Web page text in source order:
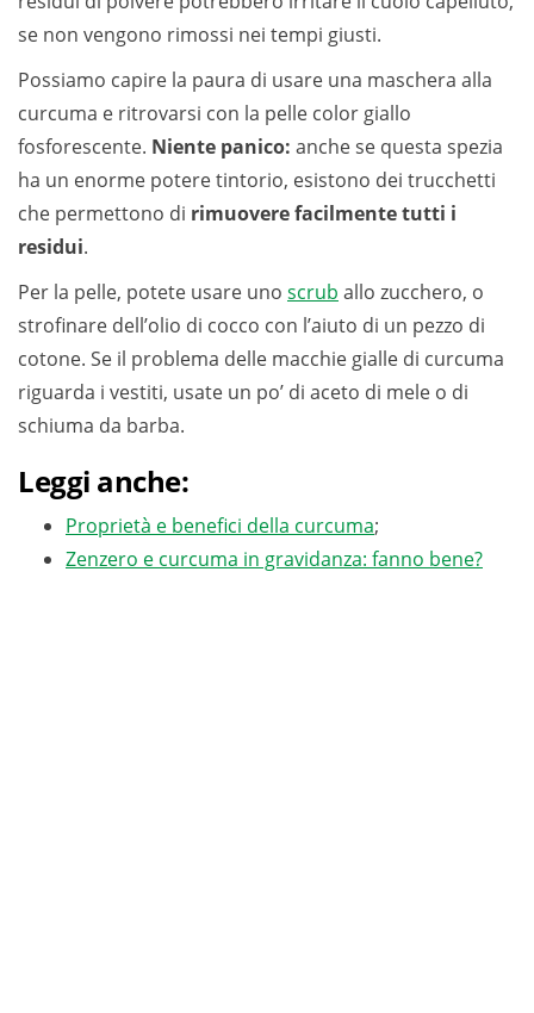
se non vengono rimossi nei tempi giusti.
Possiamo capire la paura di usare una maschera alla
curcuma e ritrovarsi con la pelle color giallo
fosforescente. Niente panico: anche se questa spezia
ha un enorme potere tintorio, esistono dei trucchetti
che permettono di rimuovere facilmente tutti i
residui.
Per la pelle, potete usare uno scrub allo zucchero, o
strofinare dell’olio di cocco con l’aiuto di un pezzo di
cotone. Se il problema delle macchie gialle di curcuma
riguarda i vestiti, usate un po’ di aceto di mele o di
schiuma da barba.
Leggi anche:
Proprietà e benefici della curcuma;
Zenzero e curcuma in gravidanza: fanno bene?